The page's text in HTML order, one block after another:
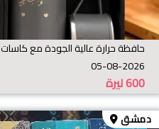
حافظة حرارة عالية الجودة مع كاسات
05-08-2026
ليرة600
دمشق